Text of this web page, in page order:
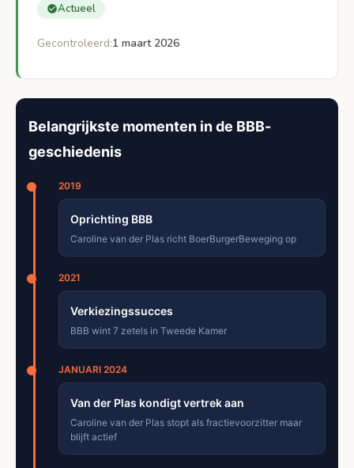
Nederlandse politiek
Conclusie: Lessen uit de BBB-crisis
Actueel
Gecontroleerd:1 maart 2026
Belangrijkste momenten in de BBB-
geschiedenis
2019
Oprichting BBB
Caroline van der Plas richt BoerBurgerBeweging op
2021
Verkiezingssucces
BBB wint 7 zetels in Tweede Kamer
JANUARI 2024
Van der Plas kondigt vertrek aan
Caroline van der Plas stopt als fractievoorzitter maar
blijft actief